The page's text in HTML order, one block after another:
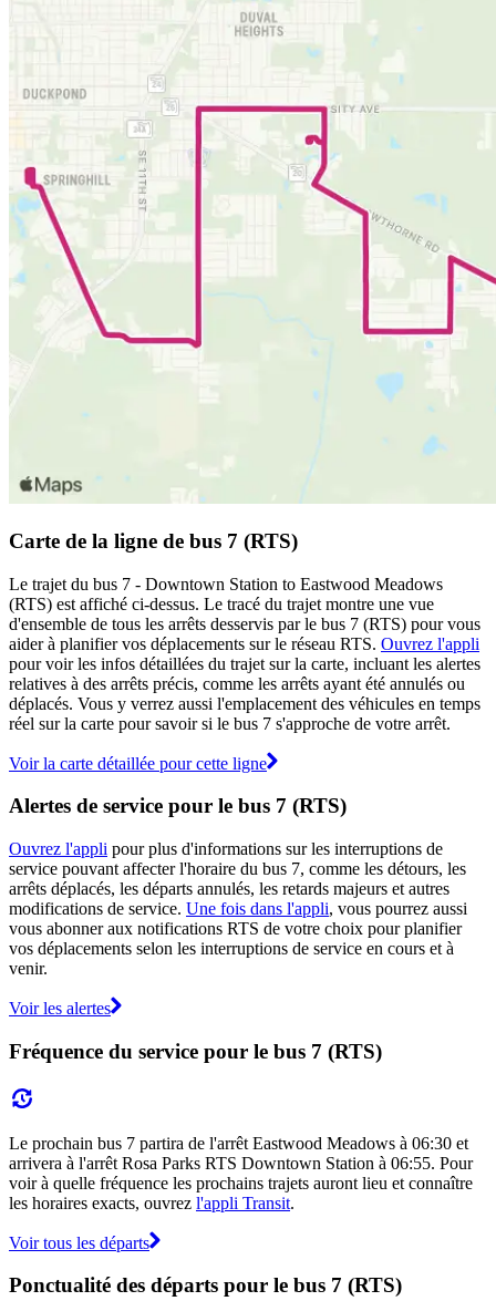
Carte de la ligne de bus 7 (RTS)
Le trajet du bus 7 - Downtown Station to Eastwood Meadows
(RTS) est affiché ci-dessus. Le tracé du trajet montre une vue
d'ensemble de tous les arrêts desservis par le bus 7 (RTS) pour vous
aider à planifier vos déplacements sur le réseau RTS. Ouvrez l'appli
pour voir les infos détaillées du trajet sur la carte, incluant les alertes
relatives à des arrêts précis, comme les arrêts ayant été annulés ou
déplacés. Vous y verrez aussi l'emplacement des véhicules en temps
réel sur la carte pour savoir si le bus 7 s'approche de votre arrêt.
Voir la carte détaillée pour cette ligne
Alertes de service pour le bus 7 (RTS)
Ouvrez l'appli pour plus d'informations sur les interruptions de
service pouvant affecter l'horaire du bus 7, comme les détours, les
arrêts déplacés, les départs annulés, les retards majeurs et autres
modifications de service. Une fois dans l'appli, vous pourrez aussi
vous abonner aux notifications RTS de votre choix pour planifier
vos déplacements selon les interruptions de service en cours et à
venir.
Voir les alertes
Fréquence du service pour le bus 7 (RTS)
Le prochain bus 7 partira de l'arrêt Eastwood Meadows à 06:30 et
arrivera à l'arrêt Rosa Parks RTS Downtown Station à 06:55. Pour
voir à quelle fréquence les prochains trajets auront lieu et connaître
les horaires exacts, ouvrez l'appli Transit.
Voir tous les départs
Ponctualité des départs pour le bus 7 (RTS)